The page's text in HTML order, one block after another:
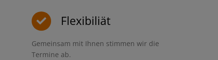
Flexibiliät
Gemeinsam mit Ihnen stimmen wir die
Termine ab.